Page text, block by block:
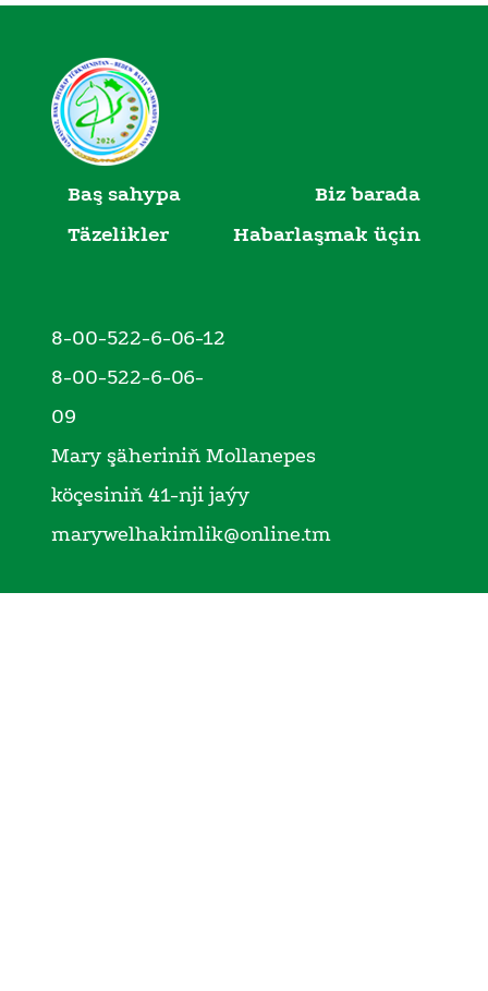
Baş sahypa
Biz barada
Täzelikler
Habarlaşmak üçin
8-00-522-6-06-12
8-00-522-6-06-
09
Mary şäheriniň Mollanepes
köçesiniň 41-nji jaýy
marywelhakimlik@online.tm